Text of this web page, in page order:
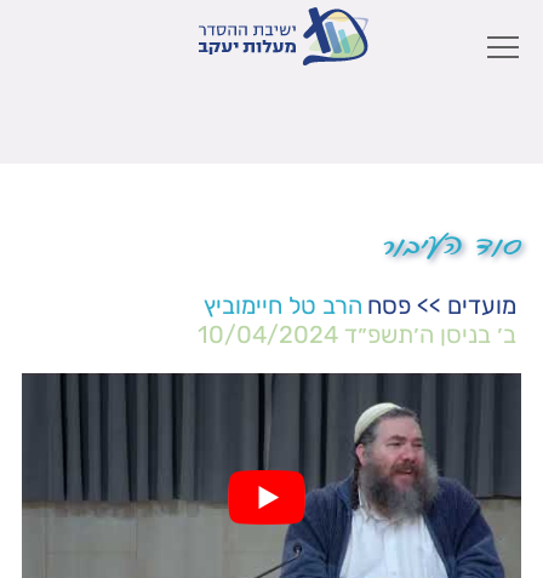
סוד העיבור
מועדים >> פסח הרב טל חיימוביץ
ב׳ בניסן ה׳תשפ״ד 10/04/2024